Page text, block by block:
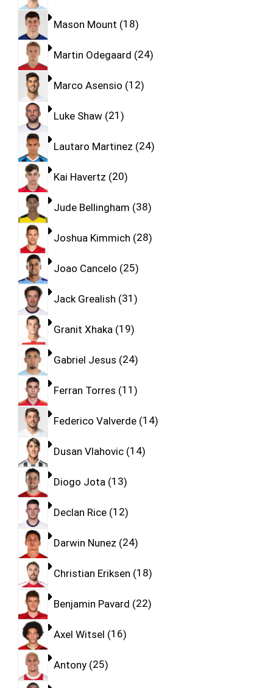
Mason Mount 18
Martin Odegaard 24
Marco Asensio 12
Luke Shaw 21
Lautaro Martinez 24
Kai Havertz 20
Jude Bellingham 38
Joshua Kimmich 28
Joao Cancelo 25
Jack Grealish 31
Granit Xhaka 19
Gabriel Jesus 24
Ferran Torres 11
Federico Valverde 14
Dusan Vlahovic 14
Diogo Jota 13
Declan Rice 12
Darwin Nunez 24
Christian Eriksen 18
Benjamin Pavard 22
Axel Witsel 16
Antony 25